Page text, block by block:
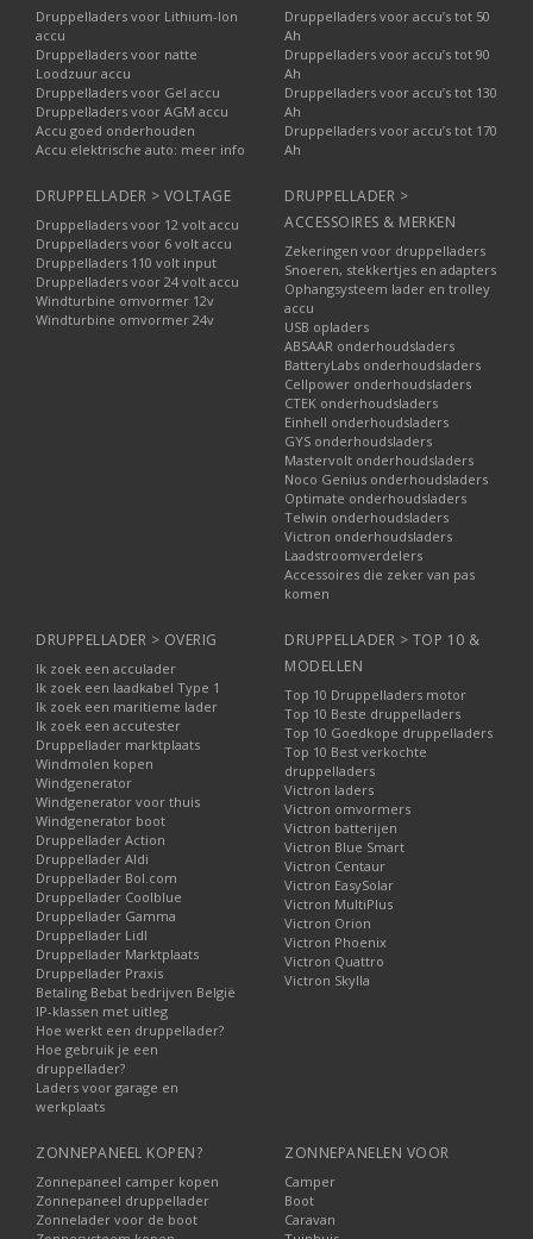
Druppelladers voor Lithium-Ion
accu
Druppelladers voor natte
Loodzuur accu
Druppelladers voor Gel accu
Druppelladers voor AGM accu
Accu goed onderhouden
Accu elektrische auto: meer info
Druppelladers voor accu’s tot 50
Ah
Druppelladers voor accu’s tot 90
Ah
Druppelladers voor accu’s tot 130
Ah
Druppelladers voor accu’s tot 170
Ah
DRUPPELLADER > VOLTAGE
Druppelladers voor 12 volt accu
Druppelladers voor 6 volt accu
Druppelladers 110 volt input
Druppelladers voor 24 volt accu
Windturbine omvormer 12v
Windturbine omvormer 24v
DRUPPELLADER >
ACCESSOIRES & MERKEN
Zekeringen voor druppelladers
Snoeren, stekkertjes en adapters
Ophangsysteem lader en trolley
accu
USB opladers
ABSAAR onderhoudsladers
BatteryLabs onderhoudsladers
Cellpower onderhoudsladers
CTEK onderhoudsladers
Einhell onderhoudsladers
GYS onderhoudsladers
Mastervolt onderhoudsladers
Noco Genius onderhoudsladers
Optimate onderhoudsladers
Telwin onderhoudsladers
Victron onderhoudsladers
Laadstroomverdelers
Accessoires die zeker van pas
komen
DRUPPELLADER > OVERIG
Ik zoek een acculader
Ik zoek een laadkabel Type 1
Ik zoek een maritieme lader
Ik zoek een accutester
Druppellader marktplaats
Windmolen kopen
Windgenerator
Windgenerator voor thuis
Windgenerator boot
Druppellader Action
Druppellader Aldi
Druppellader Bol.com
Druppellader Coolblue
Druppellader Gamma
Druppellader Lidl
Druppellader Marktplaats
Druppellader Praxis
Betaling Bebat bedrijven België
IP-klassen met uitleg
Hoe werkt een druppellader?
Hoe gebruik je een
druppellader?
Laders voor garage en
werkplaats
DRUPPELLADER > TOP 10 &
MODELLEN
Top 10 Druppelladers motor
Top 10 Beste druppelladers
Top 10 Goedkope druppelladers
Top 10 Best verkochte
druppelladers
Victron laders
Victron omvormers
Victron batterijen
Victron Blue Smart
Victron Centaur
Victron EasySolar
Victron MultiPlus
Victron Orion
Victron Phoenix
Victron Quattro
Victron Skylla
ZONNEPANEEL KOPEN?
Zonnepaneel camper kopen
Zonnepaneel druppellader
Zonnelader voor de boot
ZONNEPANELEN VOOR
Camper
Boot
Caravan